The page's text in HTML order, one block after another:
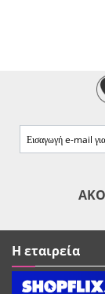
Η εταιρεία